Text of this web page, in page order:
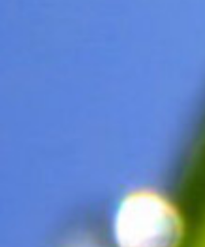
月，則漁民的作業期會比較早
結束；如果「立秋日」在七
月，則天氣會持續穩定，今年
的捕魚季節就會比較長，而漁